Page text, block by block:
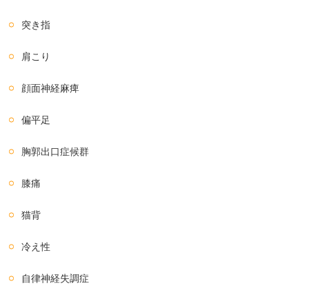
突き指
肩こり
顔面神経麻痺
偏平足
胸郭出口症候群
膝痛
猫背
冷え性
自律神経失調症